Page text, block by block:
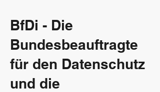
BfDi - Die
Bundesbeauftragte
für den Datenschutz
und die